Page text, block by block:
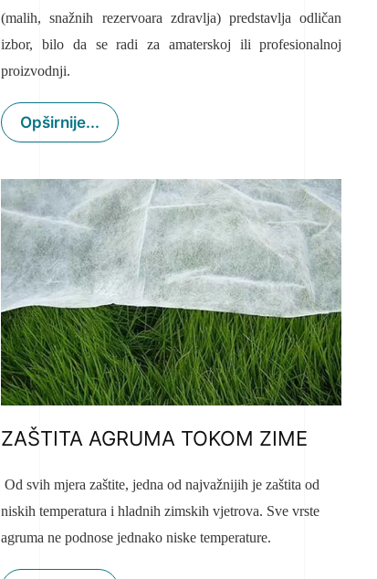
(malih, snažnih rezervoara zdravlja) predstavlja odličan
izbor, bilo da se radi za amaterskoj ili profesionalnoj
proizvodnji.
Opširnije...
ZAŠTITA AGRUMA TOKOM ZIME
Od svih mjera zaštite, jedna od najvažnijih je zaštita od
niskih temperatura i hladnih zimskih vjetrova. Sve vrste
agruma ne podnose jednako niske temperature.